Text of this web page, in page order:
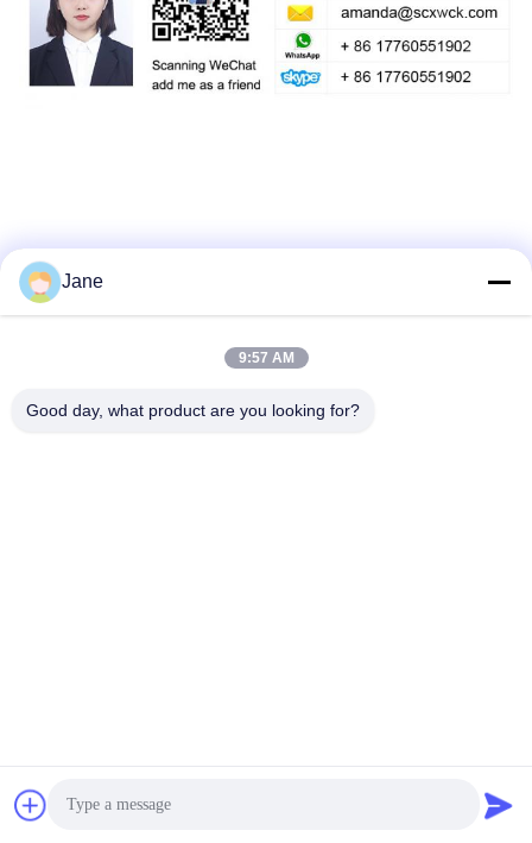
Τηλέφωνο: +86 17760551902 Αριθμός Whatsapp/Wechat:
Jane
9:57 AM
Good day, what product are you looking for?